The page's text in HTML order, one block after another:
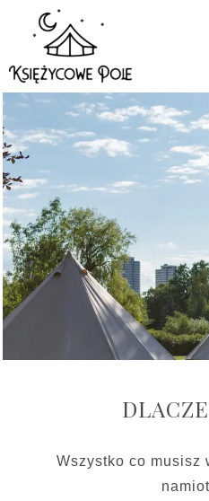
Wszystko co musisz